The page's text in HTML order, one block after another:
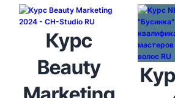
Курс
Beauty